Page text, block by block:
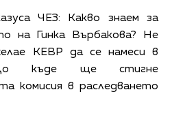
ЧЕЗ: Какво знаем за
на Гинка Върбакова? Не
КЕВР да се намеси в
До къде ще стигне
комисия в раследването